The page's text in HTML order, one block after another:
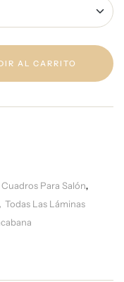
AL CARRITO
Cuadros Para Salón,
Todas Las Láminas